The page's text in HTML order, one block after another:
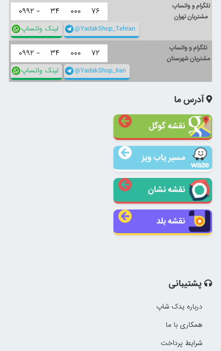
تلگرام و واتساپ
مشتریان تهران
۰۹۹۲ - ۳۴ ۰۰۰ ۷۶
لینک واتساپ @YadakShop_Tehran
تلگرام و واتساپ
مشتریان شهرستان
۰۹۹۲ - ۳۴ ۰۰۰ ۷۲
لینک واتساپ @YadakShop_Iran
آدرس ما
نقشه گوگل
مسیر یاب ویز
نقشه نشان
نقشه بلد
پشتیبانی
درباره یدک شاپ
همکاری با ما
شرایط پرداخت